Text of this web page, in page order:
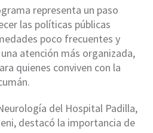
representa un paso
las políticas públicas
poco frecuentes y
atención más organizada,
quienes conviven con la
del Hospital Padilla,
destacó la importancia de